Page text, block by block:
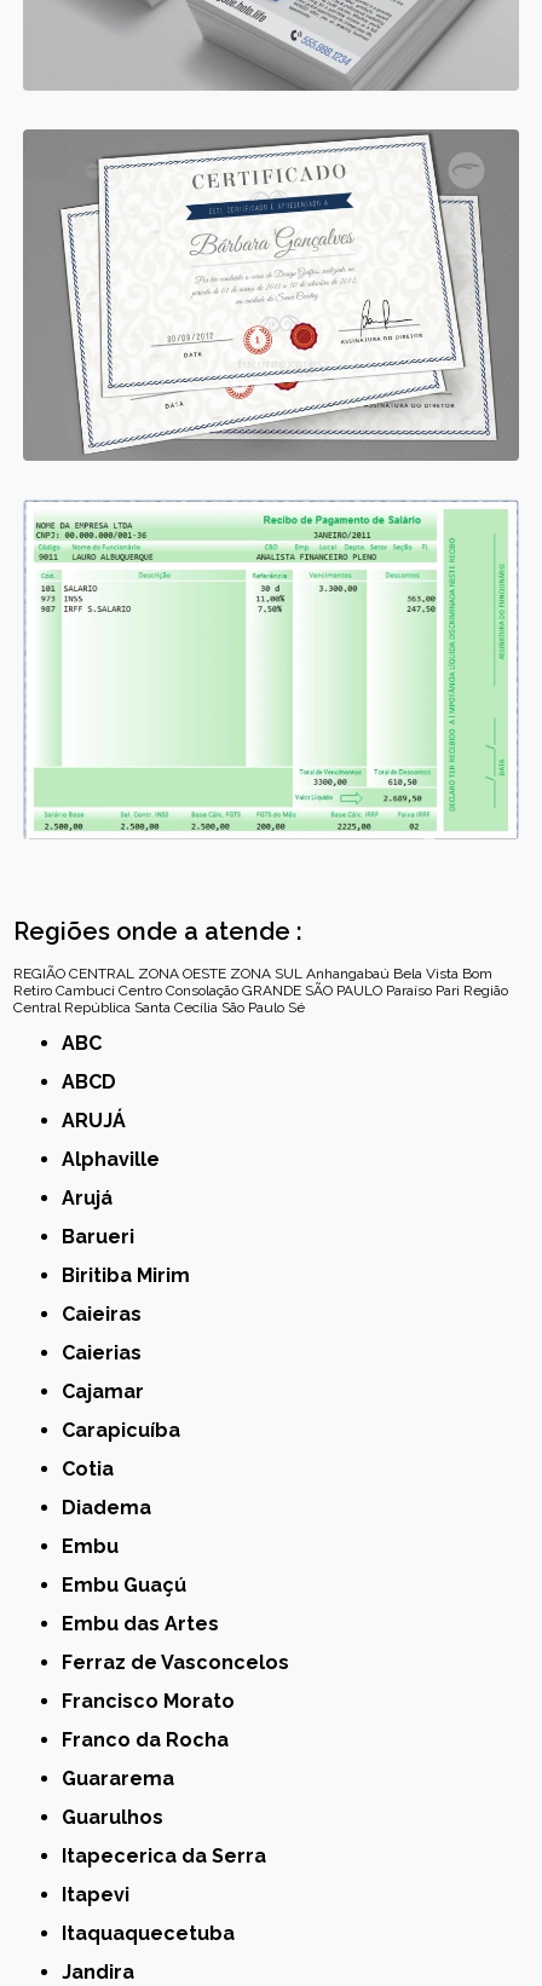
Regiões onde a atende :
REGIÃO CENTRAL ZONA OESTE ZONA SUL Anhangabaú Bela Vista Bom
Retiro Cambuci Centro Consolação GRANDE SÃO PAULO Paraíso Pari Região
Central República Santa Cecília São Paulo Sé
ABC
ABCD
ARUJÁ
Alphaville
Arujá
Barueri
Biritiba Mirim
Caieiras
Caierias
Cajamar
Carapicuíba
Cotia
Diadema
Embu
Embu Guaçú
Embu das Artes
Ferraz de Vasconcelos
Francisco Morato
Franco da Rocha
Guararema
Guarulhos
Itapecerica da Serra
Itapevi
Itaquaquecetuba
Jandira